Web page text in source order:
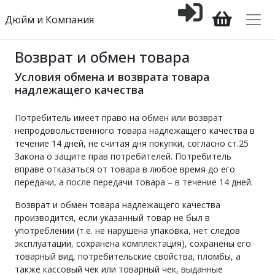
Дюйм и Компания
Возврат и обмен товара
Условия обмена и возврата товара
надлежащего качества
Потребитель имеет право на обмен или возврат
непродовольственного товара надлежащего качества в
течение 14 дней, не считая дня покупки, согласно ст.25
Закона о защите прав потребителей. Потребитель
вправе отказаться от товара в любое время до его
передачи, а после передачи товара – в течение 14 дней.
Возврат и обмен товара надлежащего качества
производится, если указанный товар не был в
употреблении (т.е. не нарушена упаковка, нет следов
эксплуатации, сохранена комплектация), сохранены его
товарный вид, потребительские свойства, пломбы, а
также кассовый чек или товарный чек, выданные